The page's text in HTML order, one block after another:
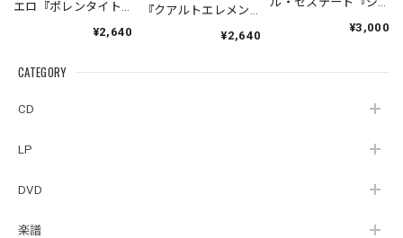
CATEGORY
CD
LP
DVD
楽譜
エロ『ポレンタイト
Pontoriero『POLENT
la Ribera』
¥2,640
『クアルトエレメン
Cuartoelemento『Cu
（007RECORDS-27）
¥2,640
¥3,000